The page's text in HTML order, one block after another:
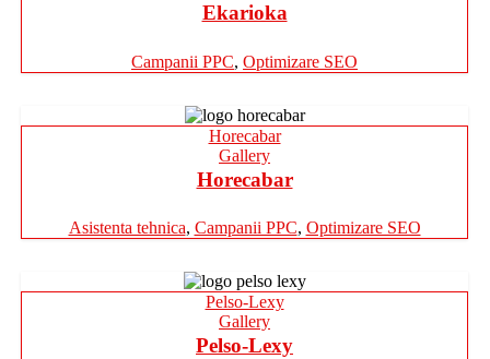
Ekarioka
Campanii PPC, Optimizare SEO
Horecabar
Gallery
Horecabar
Asistenta tehnica, Campanii PPC, Optimizare SEO
Pelso-Lexy
Gallery
Pelso-Lexy